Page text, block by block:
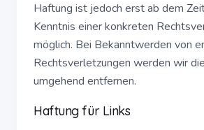
Haftung ist jedoch erst ab dem
Kenntnis einer konkreten
möglich. Bei Bekanntwerden von
Rechtsverletzungen werden wir
umgehend entfernen.
Haftung für Links